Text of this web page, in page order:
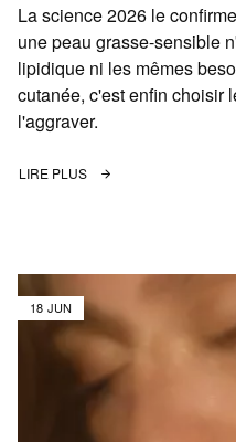
La science 2026 le
une peau grasse-sensible
lipidique ni les mêmes
cutanée, c'est enfin choisir
l'aggraver.
LIRE PLUS
18 JUN